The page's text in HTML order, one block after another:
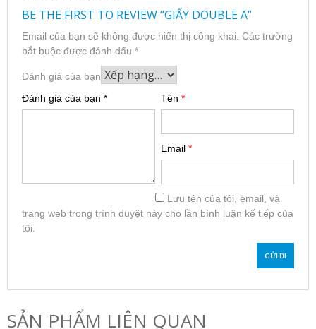
BE THE FIRST TO REVIEW “GIẤY DOUBLE A”
Email của bạn sẽ không được hiển thị công khai. Các trường
bắt buộc được đánh dấu *
Đánh giá của bạn
Đánh giá của bạn * Tên *
Email *
Lưu tên của tôi, email, và
trang web trong trình duyệt này cho lần bình luận kế tiếp của
tôi.
SẢN PHẨM LIÊN QUAN